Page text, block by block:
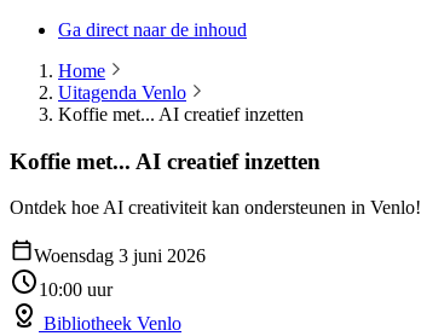
Ga direct naar de inhoud
Home
Uitagenda Venlo
Koffie met... AI creatief inzetten
Koffie met... AI creatief inzetten
Ontdek hoe AI creativiteit kan ondersteunen in Venlo!
Woensdag 3 juni 2026
10:00 uur
Bibliotheek Venlo